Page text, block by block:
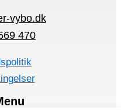
vybo.dk
470